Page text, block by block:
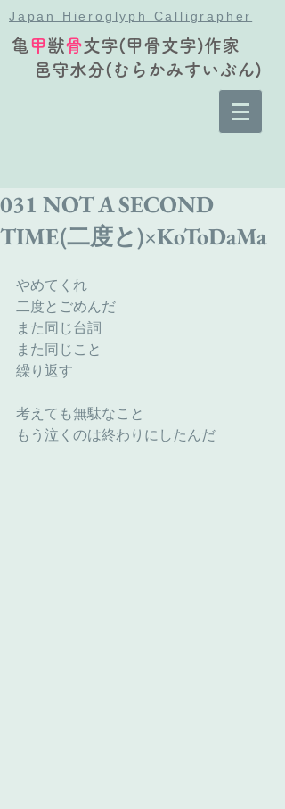
Japan Hieroglyph Calligrapher
亀甲獣骨文字(甲骨文字)作家
邑守水分(むらかみすいぶん)
031 NOT A SECOND
TIME(二度と)×KoToDaMa
やめてくれ
二度とごめんだ
また同じ台詞
また同じこと
繰り返す
考えても無駄なこと
もう泣くのは終わりにしたんだ